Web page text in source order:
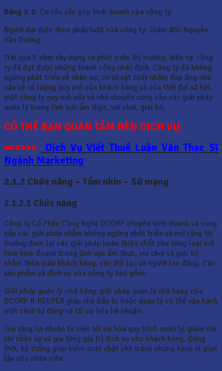
Bảng 2.1: Cơ cấu vốn góp kinh doanh của công ty
Người đại diện theo pháp luật của công ty: Giám đốc Nguyễn
Văn Dương.
Trải qua 5 năm xây dựng và phát triển thị trường, hiện tại công
ty đã đạt được những thành công nhất định. Công ty đã không
ngừng phát triển về nhân sự, cơ sở vật chất nhằm đáp ứng nhu
cầu về số lượng quy mô của khách hàng và của thời đại xã hội,
một công ty quy mô vừa và nhỏ chuyên cung cấp các giải pháp
quản lý trong lĩnh vực ẩm thực, vui chơi, giải trí.
CÓ THỂ BẠN QUAN TÂM ĐẾN DỊCH VỤ:
===>>>
Dịch Vụ Viết Thuê Luận Văn Thạc Sĩ
Ngành Marketing
2.1.2 Chức năng – Tầm nhìn – Sứ mạng
2.1.2.1 Chức năng
Công ty Cổ Phần Công Nghệ DCORP chuyên kinh doanh và cung
cấp các giải pháp nhằm không ngừng phát triển và mở rộng thị
trường đem lại các giải pháp hoàn thiện nhất cho từng loại mô
hình kinh doanh trong lĩnh vực ẩm thực, vui chơi và giải trí
nhằm thỏa mãn khách hàng, các đối tác và người lao động. Các
sản phẩm và dịch vụ của công ty bao gồm:
Giải pháp quản lý nhà hàng:giải pháp quản lý nhà hàng của
DCORP R-KEEPER giúp nhà đầu tư hoặc quản lý có thể vận hành
một cách tự động và tối ưu hóa lợi nhuận:
Gia tăng lợi nhuận từ việc tối ưu hóa quy trình quản lý, giảm chi
phí nhân sự và gia tăng giá trị dịch vụ cho khách hàng. Đồng
thời, hệ thống giúp kiểm soát chặt chẽ tránh những hành vi gian
lận của nhân viên.